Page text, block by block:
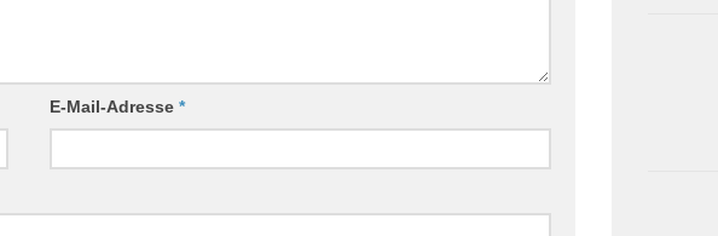
E-Mail-Adresse*